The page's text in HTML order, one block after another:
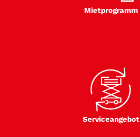
Mietprogramm
Serviceangebot